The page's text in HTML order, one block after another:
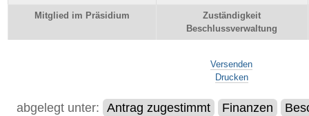
Mitglied im Präsidium
Zuständigkeit
Beschlussverwaltung
Versenden
Drucken
abgelegt unter: Antrag zugestimmt Finanzen